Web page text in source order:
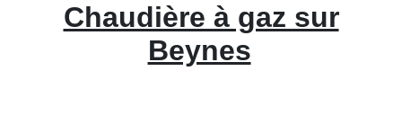
Chaudière à gaz sur
Beynes